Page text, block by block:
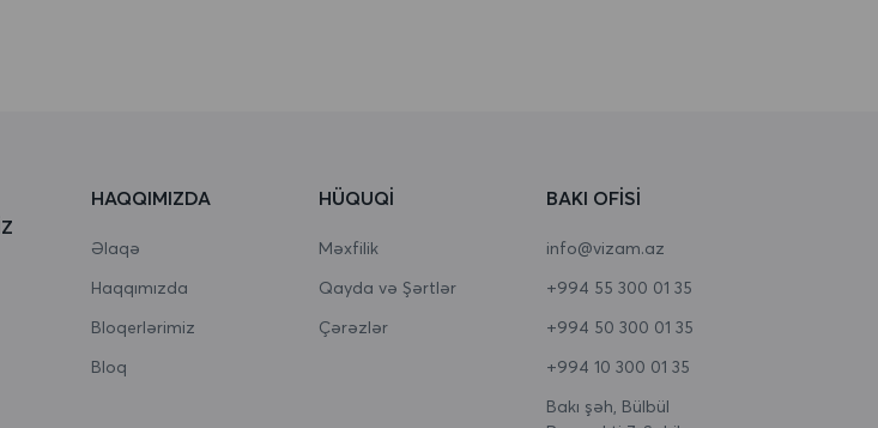
HAQQIMIZDA
Əlaqə
Haqqımızda
Bloqerlərimiz
Bloq
HÜQUQI
Məxfilik
Qayda və Şərtlər
Çərəzlər
BAKI OFISI
info@vizam.az
+994 55 300 01 35
+994 50 300 01 35
+994 10 300 01 35
Bakı şəh, Bülbül